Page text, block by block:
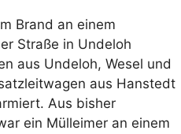
Brand an einem
Straße in Undeloh
aus Undeloh, Wesel und
aus Hanstedt
Aus bisher
ein Mülleimer an einem